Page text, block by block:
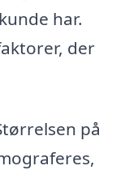
har.
der
på